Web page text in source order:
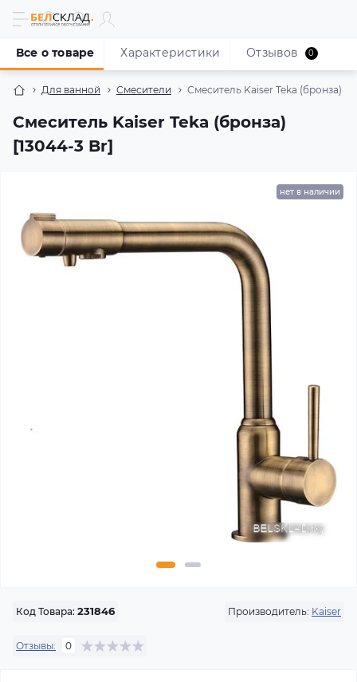
Для ванной Смесители Смеситель Kaiser Teka (бронза)
Смеситель Kaiser Teka (бронза)
[13044-3 Br]
Все о товаре Характеристики Отзывов 0
нет в наличии
Код Товара: 231846 Производитель: Kaiser
Отзывы: 0